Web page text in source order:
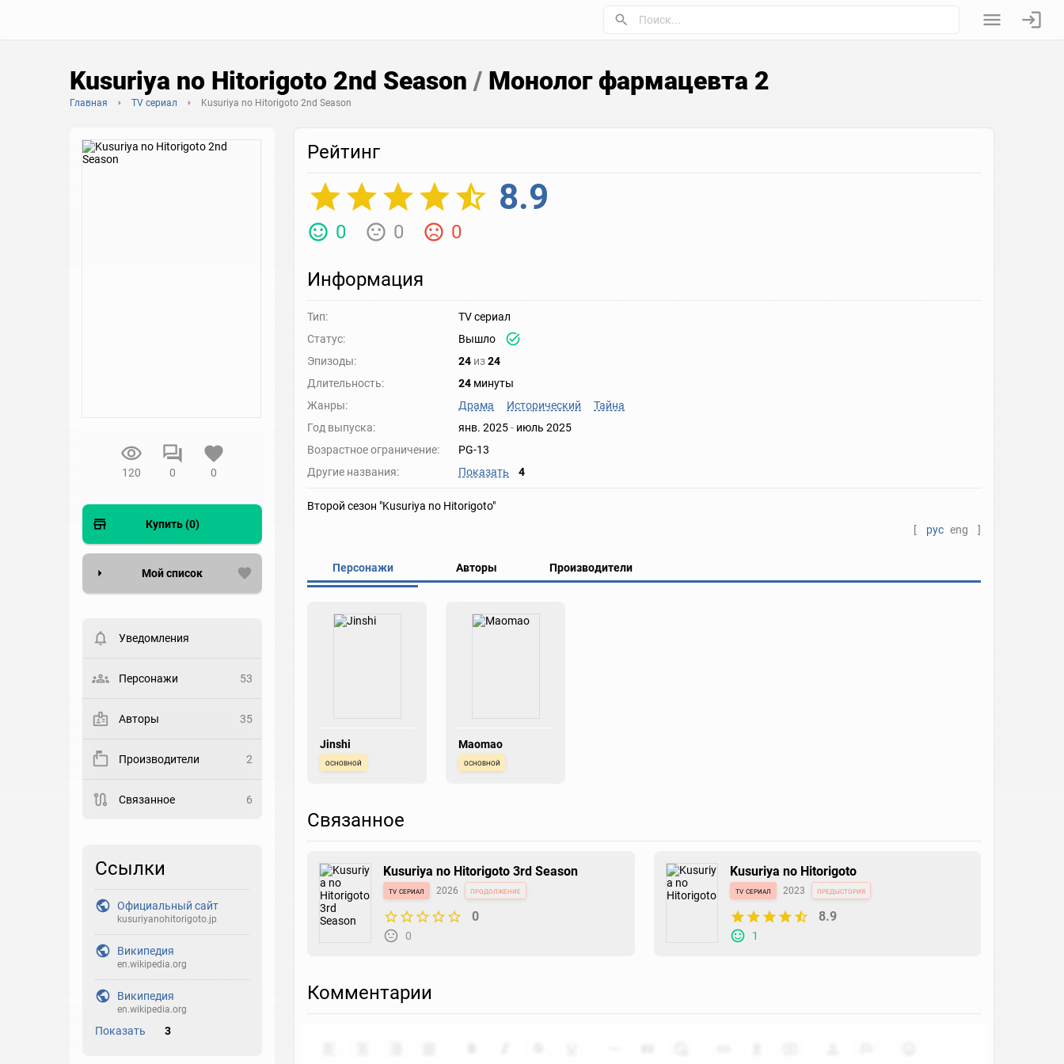
Kusuriya no Hitorigoto 2nd Season / Монолог фармацевта 2
Главная TV сериал Kusuriya no Hitorigoto 2nd Season
120 0 0
Купить (0)
Мой список
пользователи. Хотите
Статус
Закладка
Выберите рейтинг
Уведомления
Персонажи 53
Авторы 35
Производители 2
Связанное 6
Ссылки
Официальный сайт
kusuriyanohitorigoto.jp
Википедия
en.wikipedia.org
Википедия
en.wikipedia.org
Показать 3
Рейтинг
8.9
0 0 0
Информация
Тип:
TV сериал
Статус:
Вышло
Эпизоды:
24 из24
Длительность:
24 минуты
Жанры:
Драма Исторический
Тайна
Год выпуска:
янв. 2025- июль 2025
Возрастное ограничение:
PG-13
Другие названия:
Показать 4
Второй сезон "Kusuriya no Hitorigoto"
[
рус eng ]
Персонажи Авторы Производители
Jinshi
основной
Maomao
основной
Связанное
Kusuriya no Hitorigoto 3rd Season
tv сериал 2026 продолжение
0
0
Kusuriya no Hitorigoto
tv сериал 2023 предыстория
8.9
1
Комментарии